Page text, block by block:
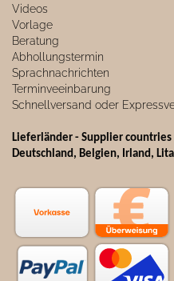
Videos
Vorlage
Beratung
Abhollungstermin
Sprachnachrichten
Terminveeinbarung
Schnellversand oder
Lieferländer - Supplier countries
Deutschland, Belgien, Irland,